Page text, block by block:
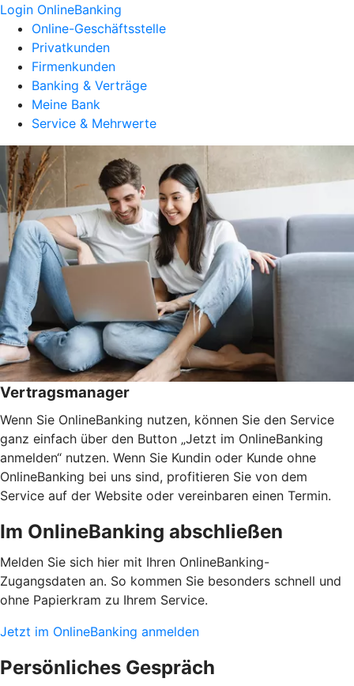
Login OnlineBanking
Online-Geschäftsstelle
Privatkunden
Firmenkunden
Banking & Verträge
Meine Bank
Service & Mehrwerte
Vertragsmanager
Wenn Sie OnlineBanking nutzen, können Sie den Service
ganz einfach über den Button „Jetzt im OnlineBanking
anmelden“ nutzen. Wenn Sie Kundin oder Kunde ohne
OnlineBanking bei uns sind, profitieren Sie von dem
Service auf der Website oder vereinbaren einen Termin.
Im OnlineBanking abschließen
Melden Sie sich hier mit Ihren OnlineBanking-
Zugangsdaten an. So kommen Sie besonders schnell und
ohne Papierkram zu Ihrem Service.
Jetzt im OnlineBanking anmelden
Persönliches Gespräch